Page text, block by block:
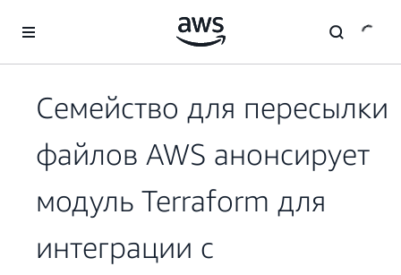
Перейти к главному контенту
Семейство для пересылки
файлов AWS анонсирует
модуль Terraform для
интеграции с